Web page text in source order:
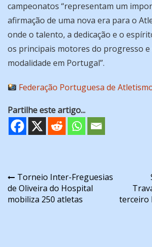
campeonatos “representam um
afirmação de uma nova era para o
onde o talento, a dedicação e o
os principais motores do progresso e
modalidade em Portugal”.
Federação Portuguesa de
Partilhe este artigo...
Navegação
de
Torneio Inter-Freguesias
de Oliveira do Hospital
mobiliza 250 atletas
terceiro